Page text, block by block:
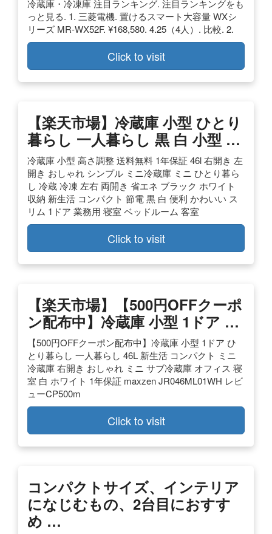
冷蔵庫・冷凍庫 注目ランキング. 注目ランキングをも
っと見る. 1. 三菱電機. 置けるスマート大容量 WXシ
リーズ MR-WX52F. ¥168,580. 4.25（4人）. 比較. 2.
Click to visit
【楽天市場】冷蔵庫 小型 ひとり
暮らし 一人暮らし 黒 白 小型 …
冷蔵庫 小型 高さ調整 送料無料 1年保証 46l 右開き 左
開き おしゃれ シンプル ミニ冷蔵庫 ミニ ひとり暮ら
し 冷蔵 冷凍 左右 両開き 省エネ ブラック ホワイト
収納 新生活 コンパクト 節電 黒 白 便利 かわいい ス
リム 1ドア 業務用 寝室 ベッドルーム 客室
Click to visit
【楽天市場】【500円OFFクーポ
ン配布中】冷蔵庫 小型 1ドア …
【500円OFFクーポン配布中】冷蔵庫 小型 1ドア ひ
とり暮らし 一人暮らし 46L 新生活 コンパクト ミニ
冷蔵庫 右開き おしゃれ ミニ サブ冷蔵庫 オフィス 寝
室 白 ホワイト 1年保証 maxzen JR046ML01WH レビ
ューCP500m
Click to visit
コンパクトサイズ、インテリア
になじむもの、2台目におすす
め …